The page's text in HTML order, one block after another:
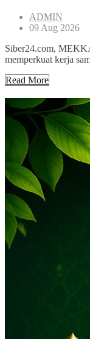
ADMIN
09 Aug 2026
Siber24.com,
memperkuat kerja
Read More